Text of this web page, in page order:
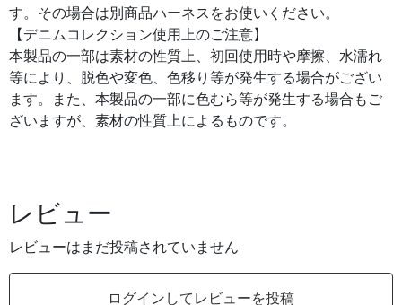
す。その場合は別商品ハーネスをお使いください。
【デニムコレクション使用上のご注意】
本製品の一部は素材の性質上、初回使用時や摩擦、水濡れ
等により、脱色や変色、色移り等が発生する場合がござい
ます。また、本製品の一部に色むら等が発生する場合もご
ざいますが、素材の性質上によるものです。
レビュー
レビューはまだ投稿されていません
ログインしてレビューを投稿